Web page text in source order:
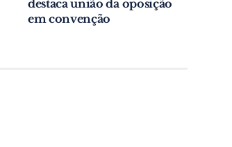
destaca união da oposição
em convenção